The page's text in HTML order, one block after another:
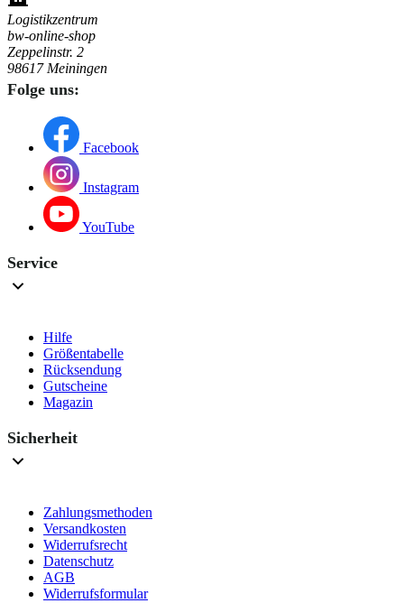
Logistikzentrum
bw-online-shop
Zeppelinstr. 2
98617 Meiningen
Folge uns:
Facebook
Instagram
YouTube
Service
Hilfe
Größentabelle
Rücksendung
Gutscheine
Magazin
Sicherheit
Zahlungsmethoden
Versandkosten
Widerrufsrecht
Datenschutz
AGB
Widerrufsformular